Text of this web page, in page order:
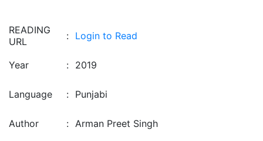
READING
URL
: Login to Read
Year : 2019
Language : Punjabi
Author : Arman Preet Singh